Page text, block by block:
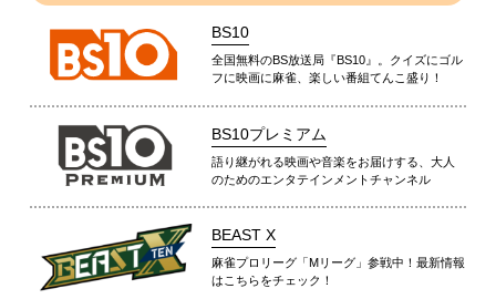
BS10
全国無料のBS放送局『BS10』。クイズにゴル
フに映画に麻雀、楽しい番組てんこ盛り！
BS10プレミアム
語り継がれる映画や音楽をお届けする、大人
のためのエンタテインメントチャンネル
BEAST X
麻雀プロリーグ「Mリーグ」参戦中！最新情報
はこちらをチェック！